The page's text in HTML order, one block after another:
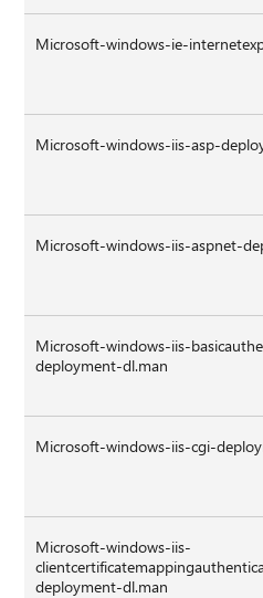
Microsoft-windows-ie-
Microsoft-windows-iis-asp-
Microsoft-windows-iis-aspnet-
Microsoft-windows-iis-
deployment-dl.man
Microsoft-windows-iis-cgi-
Microsoft-windows-iis-
deployment-dl.man